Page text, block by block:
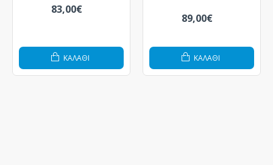
83,00€
ΚΑΛΆΘΙ
89,00€
ΚΑΛΆΘΙ